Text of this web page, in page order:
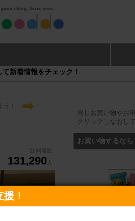
新着情報をチェック！
！ ➡
訪問者数
131,290 人
同じお買い物やお
クリックしなおし
お買い物するなら
！